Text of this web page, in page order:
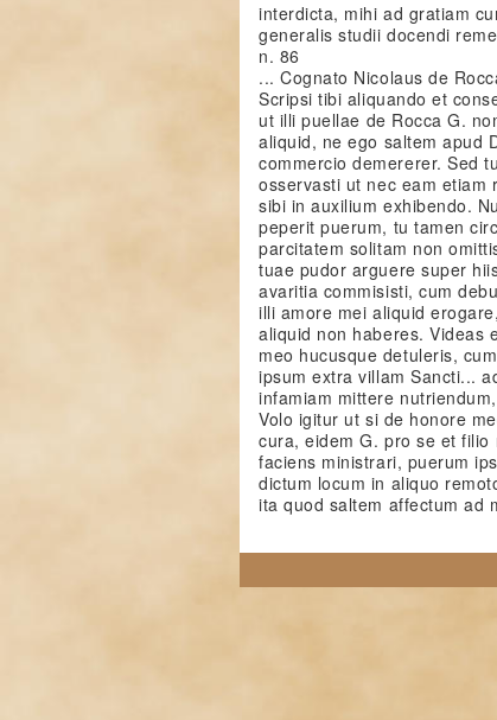
interdicta, mihi ad gratiam
generalis studii docendi
n. 86
... Cognato Nicolaus de
Scripsi tibi aliquando et
ut illi puellae de Rocca G.
aliquid, ne ego saltem apud
commercio demererer. Sed
osservasti ut nec eam etiam
sibi in auxilium exhibendo.
peperit puerum, tu tamen
parcitatem solitam non
tuae pudor arguere super
avaritia commisisti, cum
illi amore mei aliquid
aliquid non haberes. Videas
meo hucusque detuleris,
ipsum extra villam Sancti...
infamiam mittere
Volo igitur ut si de honore
cura, eidem G. pro se et
faciens ministrari, puerum
dictum locum in aliquo
ita quod saltem affectum ad